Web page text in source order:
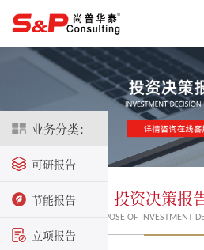
业务分类：
可研报告
节能报告
立项报告
投资决策报
PURPOSE OF INVESTMENT